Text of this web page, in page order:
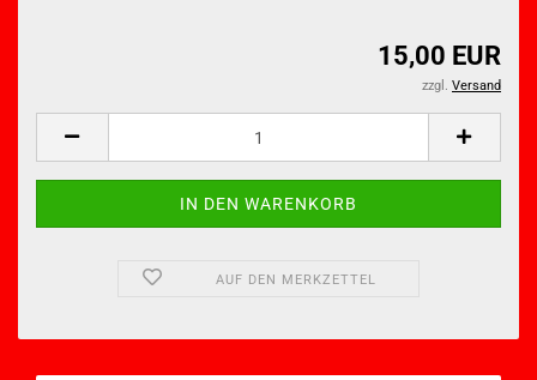
15,00 EUR
zzgl. Versand
AUF DEN MERKZETTEL